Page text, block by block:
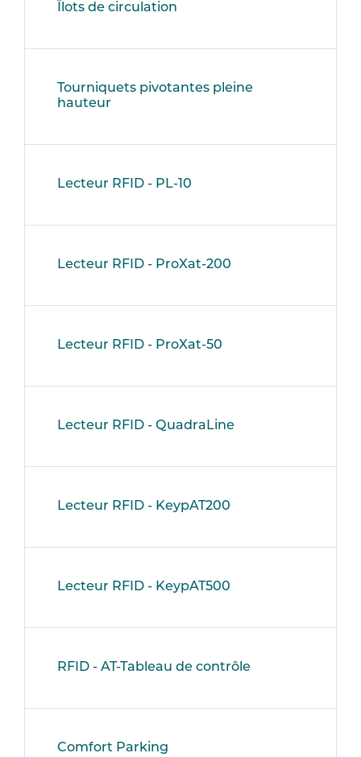
Îlots de circulation
Tourniquets pivotantes pleine
hauteur
Lecteur RFID - PL-10
Lecteur RFID - ProXat-200
Lecteur RFID - ProXat-50
Lecteur RFID - QuadraLine
Lecteur RFID - KeypAT200
Lecteur RFID - KeypAT500
RFID - AT-Tableau de contrôle
Comfort Parking